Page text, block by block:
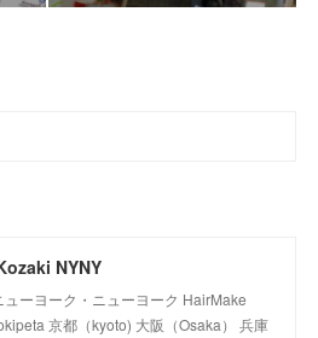
NYNY
ューヨーク・ニューヨーク HairMake
京都（kyoto) 大阪（Osaka） 兵庫